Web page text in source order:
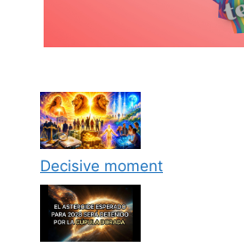
Decisive moment